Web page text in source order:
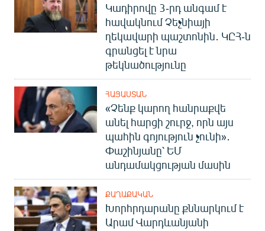
Կադիրովը 3-րդ անգամ է
հավակնում Չեչնիայի
ղեկավարի պաշտոնին․ ԿԸՀ-ն
գրանցել է նրա
թեկնածությունը
ՀԱՅԱՍՏԱՆ
«Չենք կարող հանրաքվե
անել հարցի շուրջ, որն այս
պահին գոյություն չունի»․
Փաշինյանը՝ ԵՄ
անդամակցության մասին
ՔԱՂԱՔԱԿԱՆ
Խորհրդարանը քննարկում է
Արամ Վարդևանյանի